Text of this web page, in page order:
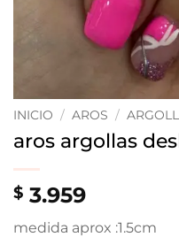
INICIO / AROS /
aros argollas
$ 3.959
medida aprox :1.5cm